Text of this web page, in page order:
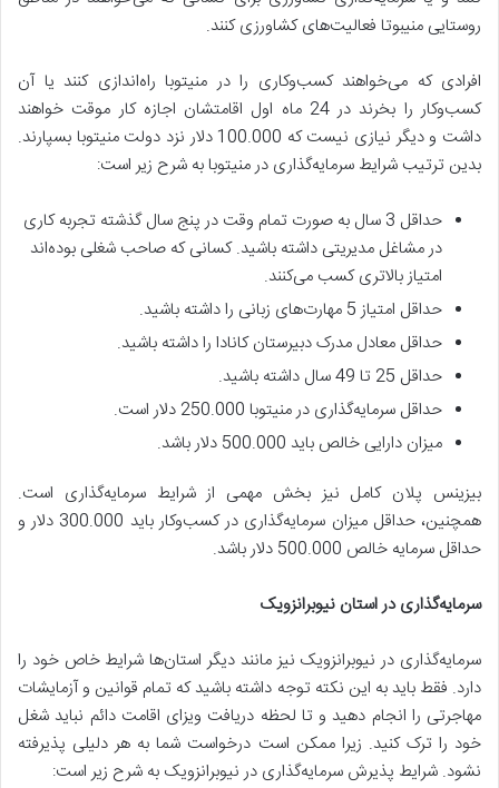
روستایی منیبوتا فعالیت‌های کشاورزی کنند.
افرادی که می‌خواهند کسب‌وکاری را در منیتوبا راه‌اندازی کنند یا آن
کسب‌وکار را بخرند در 24 ماه اول اقامتشان اجازه کار موقت خواهند
داشت و دیگر نیازی نیست که 100.000 دلار نزد دولت منیتوبا بسپارند.
بدین ترتیب شرایط سرمایه‌گذاری در منیتوبا به شرح زیر است:
حداقل 3 سال به صورت تمام وقت در پنج سال گذشته تجربه کاری
در مشاغل مدیریتی داشته باشید. کسانی که صاحب شغلی بوده‌اند
امتیاز بالاتری کسب می‌کنند.
حداقل امتیاز 5 مهارت‌های زبانی را داشته باشید.
حداقل معادل مدرک دبیرستان کانادا را داشته باشید.
حداقل 25 تا 49 سال داشته باشید.
حداقل سرمایه‌گذاری در منیتوبا 250.000 دلار است.
میزان دارایی خالص باید 500.000 دلار باشد.
بیزینس پلان کامل نیز بخش مهمی از شرایط سرمایه‌گذاری است.
همچنین، حداقل میزان سرمایه‌گذاری در کسب‌و‌کار باید 300.000 دلار و
حداقل سرمایه خالص 500.000 دلار باشد.
سرمایه‌گذاری در استان نیوبرانزویک
سرمایه‌گذاری در نیوبرانزویک نیز مانند دیگر استان‌ها شرایط خاص خود را
دارد. فقط باید به این نکته توجه داشته باشید که تمام قوانین و آزمایشات
مهاجرتی را انجام دهید و تا لحظه دریافت ویزای اقامت دائم نباید شغل
خود را ترک کنید. زیرا ممکن است درخواست شما به هر دلیلی پذیرفته
نشود. شرایط پذیرش سرمایه‌گذاری در نیوبرانزویک به شرح زیر است: